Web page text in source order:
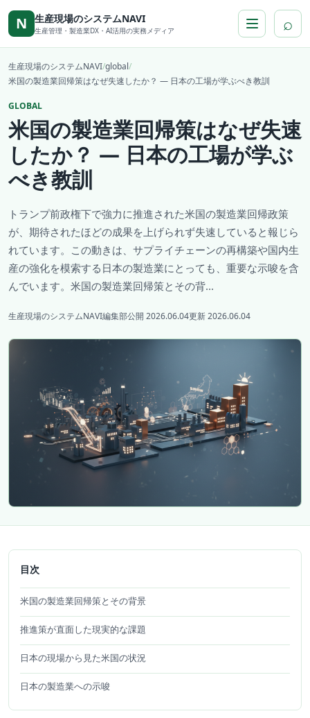
本文へ移動
N 生産現場のシステムNAVI
生産管理・製造業DX・AI活用の実務メディア ⌕
生産現場のシステムNAVI/global/
米国の製造業回帰策はなぜ失速したか？ ― 日本の工場が学ぶべき教訓
GLOBAL
米国の製造業回帰策はなぜ失速
したか？ ― 日本の工場が学ぶ
べき教訓
トランプ前政権下で強力に推進された米国の製造業回帰政策
が、期待されたほどの成果を上げられず失速していると報じら
れています。この動きは、サプライチェーンの再構築や国内生
産の強化を模索する日本の製造業にとっても、重要な示唆を含
んでいます。米国の製造業回帰策とその背...
生産現場のシステムNAVI編集部公開 2026.06.04更新 2026.06.04
目次
米国の製造業回帰策とその背景
推進策が直面した現実的な課題
日本の現場から見た米国の状況
日本の製造業への示唆